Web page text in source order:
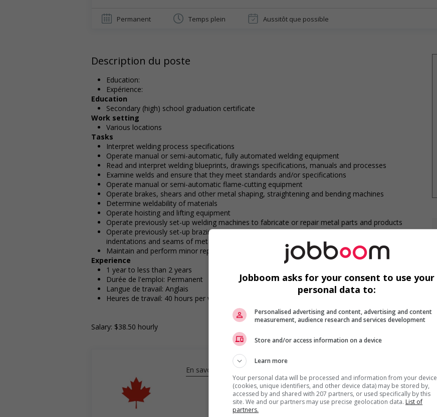
Permanent Temps plein Aussitôt que possible
Description du poste
Education:
Expérience:
Education
Secondary (high) school graduation certificate
Work setting
Various locations
Tasks
Interpret welding process specifications
Operate manual or semi-automatic, fully automated welding equipment
Read and interpret welding blueprints, drawings specifications, manuals and processes
Examine welds and ensure that they meet standards and/or specifications
Operate manual or semi-automatic flame-cutting equipment
Operate brakes, shears and other metal shaping, straightening and bending machines
Determine weldability of materials
Operate hoisting and lifting equipment
Operate previously set-up welding machines to fabricate or repair metal parts and products
Operate previously set-up brazing or soldering machines to bond metal or to fill holes,
indentations and seams of metal
Maintain and perform minor repairs on welding, brazing and soldering equipment
Experience
1 year to less than 2 years
Durée de l'emploi: Permanent
Langue de travail: Anglais
Heures de travail: 40 hours per week
Salary: $38.50 hourly
En savoir plus
Jobboom asks for your consent to use your
personal data to:
Personalised advertising and content, advertising and content
measurement, audience research and services development
Store and/or access information on a device
Learn more
Your personal data will be processed and information from your device
(cookies, unique identifiers, and other device data) may be stored by,
accessed by and shared with 207 partners, or used specifically by this
site. We and our partners may use precise geolocation data. List of
partners.